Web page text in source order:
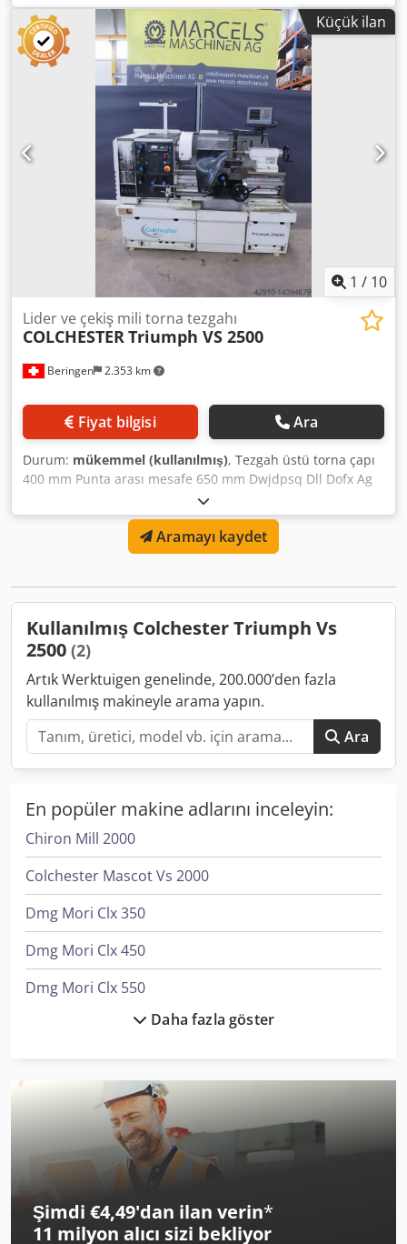
Puntalar arası mesafe: 650 mm Dwedpfx Agsx Hrums Doa
Mil deliği: 54 mm Kademesiz ayarlanabilir devir: 14-2500
dev/dak Arka punta konikliği: MK5, soğutma sistemi, hızlı
diş çekme aparatı FAGOR NUP 300 TS-RS dijital gösterge. 1
x RÖHM üç çeneli ayna, 5 konumlu tambur dayama, içi boş
mil dayama, makine lambası, 1 x PARAT 4’lü taret kafa, 4 x
PARAT değiştirilebilir takım tutucu, kuyruklu döner punta
ve hızlı sıkmalı matkap ucu. Makine şu anda 71334
Waiblingen-Beinstein’daki stoklarımızda mevcuttur ve
hemen teslim edilebilir. Makinanın incelenmesi önceden
randevu ile mümkündür.
Küçük ilan
1 / 10
Beringen 2.353 km
Lider ve çekiş mili torna tezgahı
COLCHESTER Triumph VS 2500
Fiyat bilgisi Ara
Durum: mükemmel (kullanılmış), Tezgah üstü torna çapı
400 mm Punta arası mesafe 650 mm Dwjdpsq Dll Dofx Ag
Dja Mil devir sayısı 0-2500 dev/dak Çeşitli aksesuarlar
MARCELS MASCHINEN CH
Aramayı kaydet
Kullanılmış Colchester Triumph Vs
2500 (2)
Artık Werktuigen genelinde, 200.000’den fazla
kullanılmış makineyle arama yapın.
Ara
En popüler makine adlarını inceleyin:
Chiron Mill 2000
Colchester Mascot Vs 2000
Dmg Mori Clx 350
Dmg Mori Clx 450
Dmg Mori Clx 550
Dmg Mori Ctx Alpha 500
Dmg Mori Ctx Beta 1250 Tc
Dmg Mori Nhx 5000
Dmg Mori Ntx 2000
Dmg Mori Ultrasonic 20 Linear
Daha fazla göster
Şimdi €4,49'dan ilan verin*
11 milyon alıcı sizi bekliyor